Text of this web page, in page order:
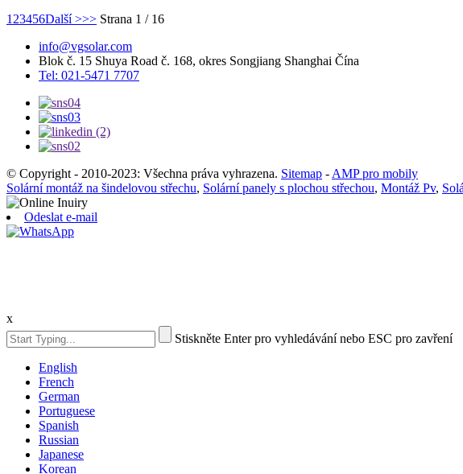
1 23456Další >>> Strana 1 / 16
info@vgsolar.com
Blok č. 15 Shuya Road č. 168, okres Songjiang Shanghai Čína
Tel: 021-5471 7707
© Copyright - 2010-2023: Všechna práva vyhrazena. Sitemap - AMP pro mobily
Solární montáž na šindelovou střechu, Solární panely s plochou střechou, Montáž Pv,
Odeslat e-mail
x
Stiskněte Enter pro vyhledávání nebo ESC pro zavření
English
French
German
Portuguese
Spanish
Russian
Japanese
Korean